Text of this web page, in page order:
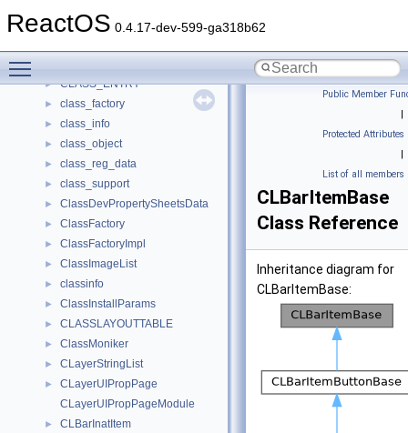
ReactOS 0.4.17-dev-599-ga318b62
► CLanStatus
► CLASS_ENTRY
► class_factory
► class_info
► class_object
► class_reg_data
► class_support
► ClassDevPropertySheetsData
► ClassFactory
► ClassFactoryImpl
► ClassImageList
► classinfo
► ClassInstallParams
► CLASSLAYOUTTABLE
► ClassMoniker
► CLayerStringList
►
CLayerUIPropPage
CLayerUIPropPageModule
► CLBarInatItem
Public Member
|
Protected Attributes
|
List of all members
CLBarItemBase
Class Reference
Inheritance diagram for
CLBarItemBase: